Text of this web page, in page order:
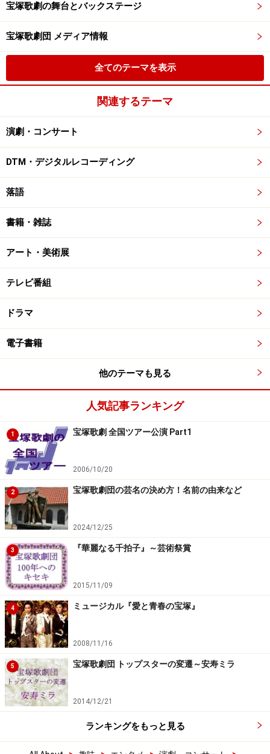
宝塚歌劇の舞台とバックステージ
宝塚歌劇団 メディア情報
全てのテーマを表示
関連するテーマ
演劇・コンサート
DTM・デジタルレコーディング
落語
書籍・雑誌
アート・美術展
テレビ番組
ドラマ
電子書籍
他のテーマも見る
人気記事ランキング
1 宝塚歌劇 全国ツアー公演 Part1
2006/10/20
2 宝塚歌劇団の芸名の決め方！名前の由来など
2024/12/25
3 『華麗なる千拍子』～芸術祭賞
2015/11/09
4 ミュージカル『愛と青春の宝塚』
2008/11/16
5 宝塚歌劇団 トップスターの変遷～安寿ミラ
2014/12/21
ランキングをもっと見る